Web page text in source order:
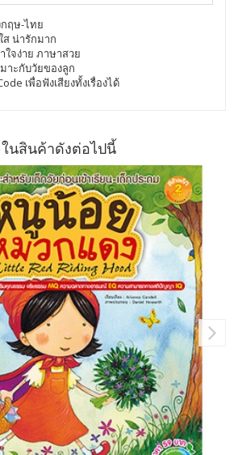
กฤษ-ไทย
ส น่ารักมาก
ใจง่าย ภาษาสวย
าะกับวัยของลูก
เพื่อฟังเสียงทั้งเรื่องได้
นสินค้าดังต่อไปนี้